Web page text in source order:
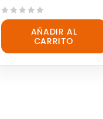
0
5
AÑADIR AL
CARRITO